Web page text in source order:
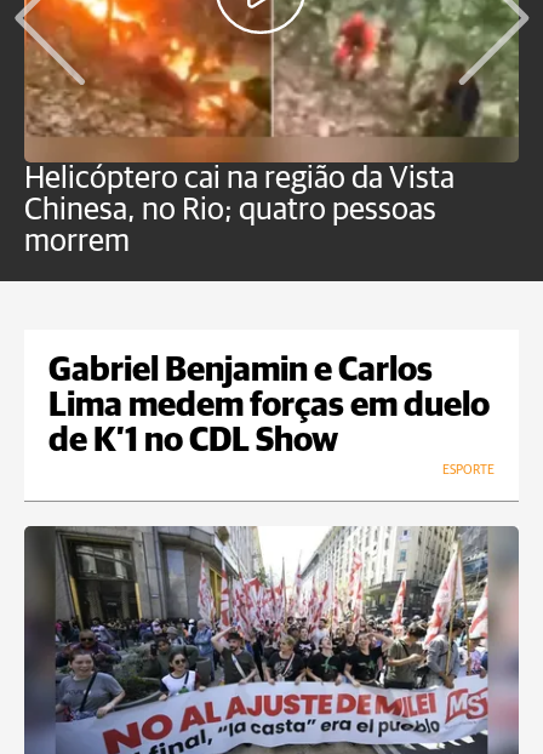
Helicóptero cai na região da Vista
Chinesa, no Rio; quatro pessoas
morrem
Gabriel Benjamin e Carlos
Lima medem forças em duelo
de K’1 no CDL Show
ESPORTE